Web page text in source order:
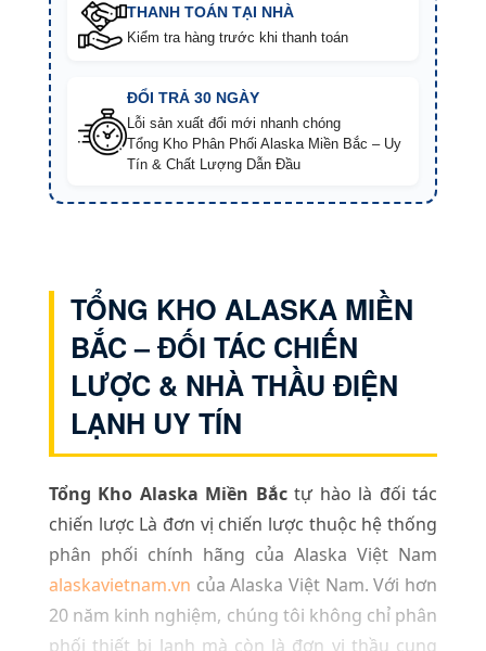
THANH TOÁN TẠI NHÀ
Kiểm tra hàng trước khi thanh toán
ĐỔI TRẢ 30 NGÀY
Lỗi sản xuất đổi mới nhanh chóng
Tổng Kho Phân Phối Alaska Miền Bắc – Uy
Tín & Chất Lượng Dẫn Đầu
TỔNG KHO ALASKA MIỀN
BẮC – ĐỐI TÁC CHIẾN
LƯỢC & NHÀ THẦU ĐIỆN
LẠNH UY TÍN
Tổng Kho Alaska Miền Bắctự hào là đối tác
chiến lược Là đơn vị chiến lược thuộc hệ thống
phân phối chính hãng của Alaska Việt Nam
alaskavietnam.vn của Alaska Việt Nam. Với hơn
20 năm kinh nghiệm, chúng tôi không chỉ phân
phối thiết bị lạnh mà còn là đơn vị thầu cung